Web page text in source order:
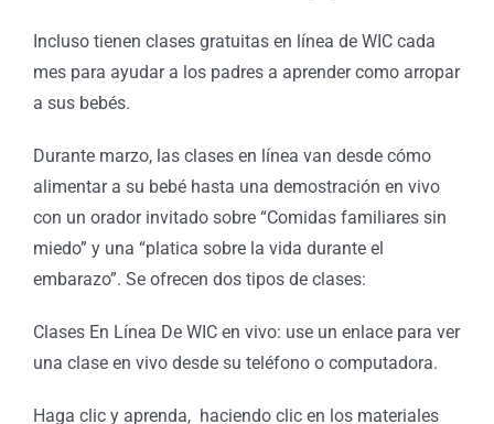
Incluso tienen clases gratuitas en línea de WIC cada
mes para ayudar a los padres a aprender como arropar
a sus bebés.
Durante marzo, las clases en línea van desde cómo
alimentar a su bebé hasta una demostración en vivo
con un orador invitado sobre “Comidas familiares sin
miedo” y una “platica sobre la vida durante el
embarazo”. Se ofrecen dos tipos de clases:
Clases En Línea De WIC en vivo: use un enlace para ver
una clase en vivo desde su teléfono o computadora.
Haga clic y aprenda, haciendo clic en los materiales